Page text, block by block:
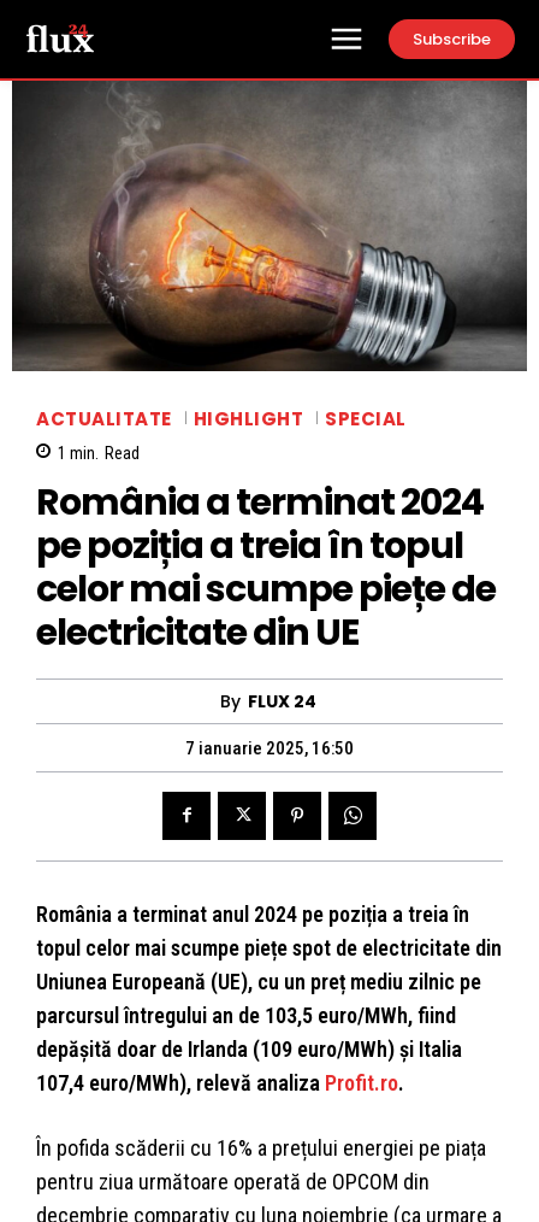
Subscribe
ACTUALITATE HIGHLIGHT SPECIAL
1 min. Read
România a terminat 2024
pe poziția a treia în topul
celor mai scumpe piețe de
electricitate din UE
By FLUX 24
7 ianuarie 2025, 16:50
România a terminat anul 2024 pe poziția a treia în
topul celor mai scumpe piețe spot de electricitate din
Uniunea Europeană (UE), cu un preț mediu zilnic pe
parcursul întregului an de 103,5 euro/MWh, fiind
depășită doar de Irlanda (109 euro/MWh) și Italia
107,4 euro/MWh), relevă analiza Profit.ro.
În pofida scăderii cu 16% a prețului energiei pe piața
pentru ziua următoare operată de OPCOM din
decembrie comparativ cu luna noiembrie (ca urmare a